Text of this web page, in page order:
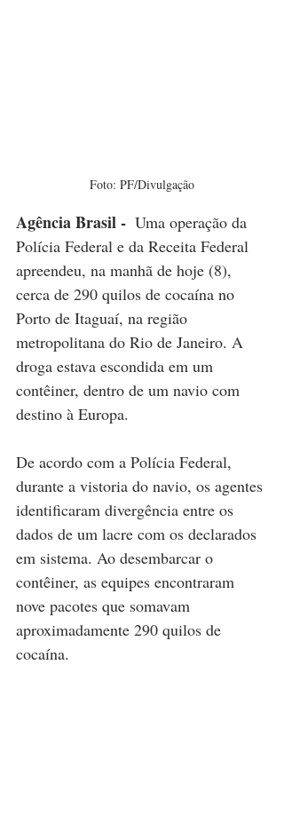
Foto: PF/Divulgação
Agência Brasil - Uma operação da
Polícia Federal e da Receita Federal
apreendeu, na manhã de hoje (8),
cerca de 290 quilos de cocaína no
Porto de Itaguaí, na região
metropolitana do Rio de Janeiro. A
droga estava escondida em um
contêiner, dentro de um navio com
destino à Europa.
De acordo com a Polícia Federal,
durante a vistoria do navio, os agentes
identificaram divergência entre os
dados de um lacre com os declarados
em sistema. Ao desembarcar o
contêiner, as equipes encontraram
nove pacotes que somavam
aproximadamente 290 quilos de
cocaína.